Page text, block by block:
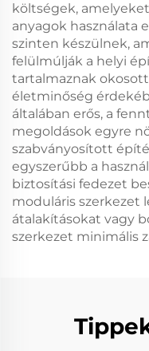
költségek,
anyagok használata
szinten készülnek,
felülmúlják a helyi
tartalmaznak
életminőség
általában erős, a
megoldások egyre
szabványosított
egyszerűbb a
biztosítási fedezet
moduláris szerkezet
átalakításokat vagy
szerkezet minimális